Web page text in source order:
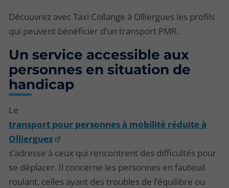
Découvrez avec Taxi Collange à Olliergues les profils
qui peuvent bénéficier d’un transport PMR.
Un service accessible aux
personnes en situation de
handicap
Le
transport pour personnes à mobilité réduite à
Olliergues
s’adresse à ceux qui rencontrent des difficultés pour
se déplacer. Il concerne les personnes en fauteuil
roulant, celles ayant des troubles de l’équilibre ou